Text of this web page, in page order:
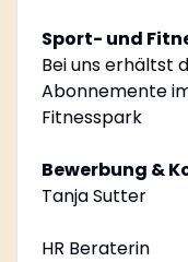
Sport- und
Bei uns erhältst
Abonnemente
Fitnesspark
Bewerbung &
Tanja Sutter
HR Beraterin